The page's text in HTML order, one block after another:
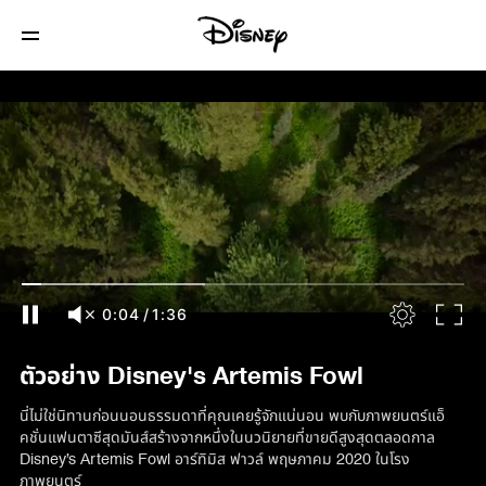
0:04/1:36
ตัวอย่าง Disney's Artemis Fowl
นี่ไม่ใช่นิทานก่อนนอนธรรมดาที่คุณเคยรู้จักแน่นอน พบกับภาพยนตร์แอ็
คชั่นแฟนตาซีสุดมันส์สร้างจากหนึ่งในนวนิยายที่ขายดีสูงสุดตลอดกาล
Disney’s Artemis Fowl อาร์ทิมิส ฟาวล์ พฤษภาคม 2020 ในโรง
ภาพยนตร์